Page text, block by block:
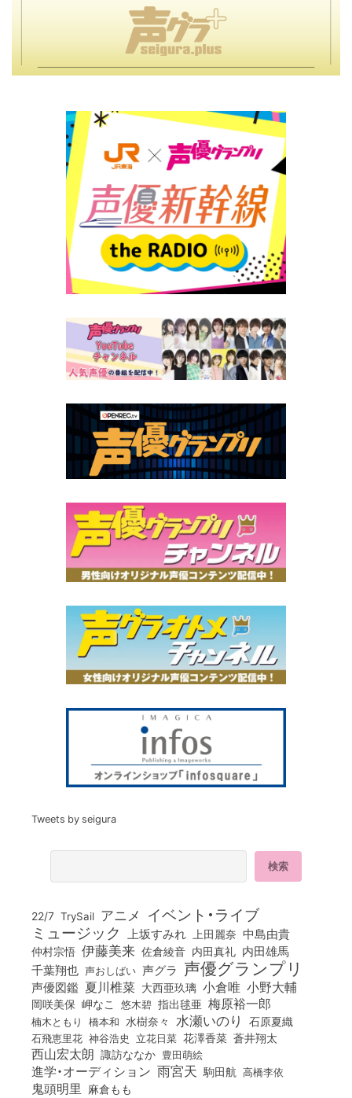
Tweets by seigura
22/7 TrySail アニメ イベント・ライブ
ミュージック 上坂すみれ 上田麗奈 中島由貴
仲村宗悟 伊藤美来 佐倉綾音 内田真礼 内田雄馬
千葉翔也 声おしばい 声グラ 声優グランプリ
声優図鑑 夏川椎菜 大西亜玖璃 小倉唯 小野大輔
岡咲美保 岬なこ 悠木碧 指出毬亜 梅原裕一郎
楠木ともり 橋本和 水樹奈々 水瀬いのり 石原夏織
石飛恵里花 神谷浩史 立花日菜 花澤香菜 蒼井翔太
西山宏太朗 諏訪ななか 豊田萌絵
進学・オーディション 雨宮天 駒田航 高橋李依
鬼頭明里 麻倉もも